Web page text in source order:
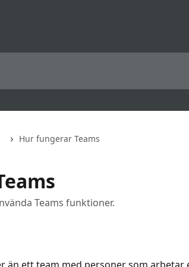
Hur fungerar Teams
Teams funktioner.